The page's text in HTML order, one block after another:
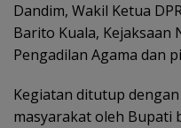
Dandim, Wakil Ketua
Barito Kuala, Kejaksaan
Pengadilan Agama dan
Kegiatan ditutup
masyarakat oleh Bupati